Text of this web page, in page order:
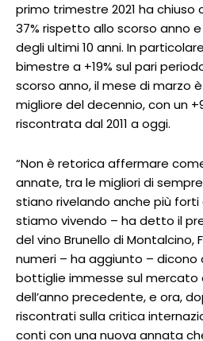
primo trimestre 2021 ha
37% rispetto allo scorso anno
degli ultimi 10 anni. In
bimestre a +19% sul pari
scorso anno, il mese di marzo
migliore del decennio, con un
riscontrata dal 2011 a oggi.
“Non è retorica affermare
annate, tra le migliori di
stiano rivelando anche più
stiamo vivendo – ha detto il
del vino Brunello di Montalcino,
numeri – ha aggiunto – dicono
bottiglie immesse sul mercato
dell’anno precedente, e ora,
riscontrati sulla critica
conti con una nuova annata